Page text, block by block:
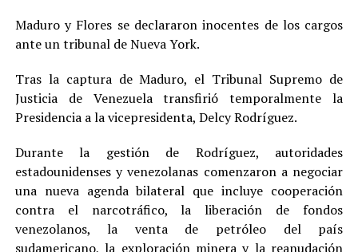
Maduro y Flores se declararon inocentes de los cargos
ante un tribunal de Nueva York.
Tras la captura de Maduro, el Tribunal Supremo de
Justicia de Venezuela transfirió temporalmente la
Presidencia a la vicepresidenta, Delcy Rodríguez.
Durante la gestión de Rodríguez, autoridades
estadounidenses y venezolanas comenzaron a negociar
una nueva agenda bilateral que incluye cooperación
contra el narcotráfico, la liberación de fondos
venezolanos, la venta de petróleo del país
sudamericano, la exploración minera y la reanudación